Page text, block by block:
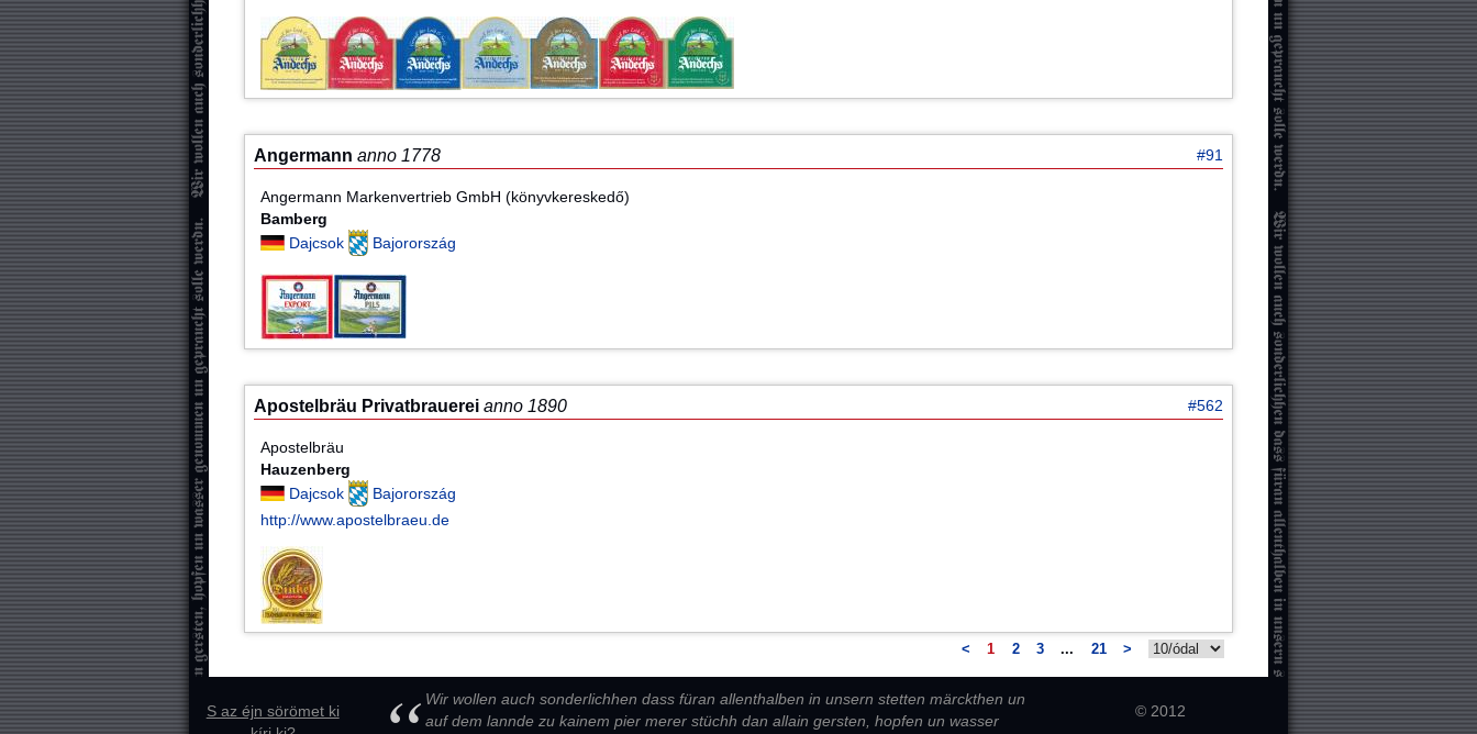
Angermann anno 1778 #91
Angermann Markenvertrieb GmbH (könyvkereskedő)
Bamberg
Dajcsok
Bajorország
Apostelbräu Privatbrauerei anno 1890 #562
Apostelbräu
Hauzenberg
Dajcsok
Bajorország
http://www.apostelbraeu.de
< 1 2 3 ... 21 >
S az éjn sörömet ki
Wir wollen auch sonderlichhen dass füran allenthalben in unsern stetten märckthen un
auf dem lannde zu kainem pier merer stüchh dan allain gersten, hopfen un wasser
© 2012